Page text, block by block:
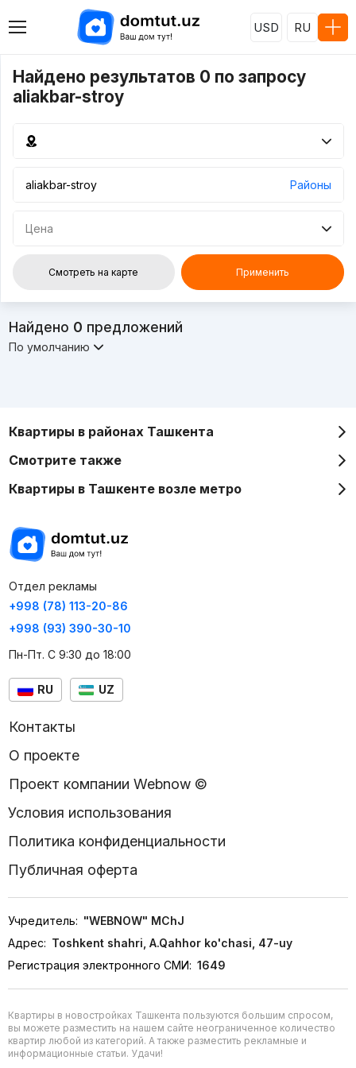
USD RU
Найдено результатов 0 по запросу
aliakbar-stroy
Районы
Цена
Смотреть на карте Применить
Найдено 0 предложений
По умолчанию
Квартиры в районах Ташкента
Смотрите также
Квартиры в Ташкенте возле метро
Отдел рекламы
+998 (78) 113-20-86
+998 (93) 390-30-10
Пн-Пт. С 9:30 до 18:00
RU UZ
Контакты
О проекте
Проект компании Webnow ©
Условия использования
Политика конфиденциальности
Публичная оферта
Учредитель: "WEBNOW" MChJ
Адрес: Toshkent shahri, A.Qahhor ko'chasi, 47-uy
Регистрация электронного СМИ: 1649
Квартиры в новостройках Ташкента пользуются большим спросом,
вы можете разместить на нашем сайте неограниченное количество
квартир любой из категорий. А также разместить рекламные и
информационные статьи. Удачи!